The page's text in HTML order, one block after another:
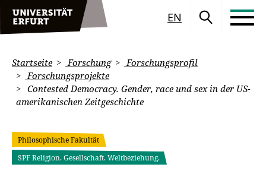
EN
Startseite Forschung
Forschungsprofil
Forschungsprojekte
Contested Democracy. Gender, race und sex in der US-
amerikanischen Zeitgeschichte
Philosophische Fakultät
SPF Religion. Gesellschaft. Weltbeziehung.